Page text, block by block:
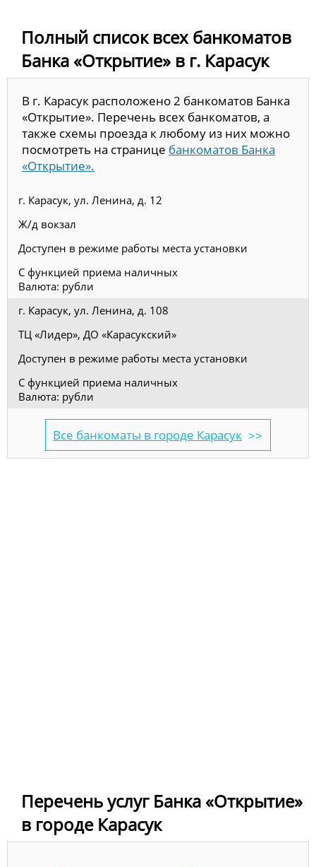
Полный список всех банкоматов
Банка «Открытие» в г. Карасук
В г. Карасук расположено 2 банкоматов Банка
«Открытие». Перечень всех банкоматов, а
также схемы проезда к любому из них можно
посмотреть на странице банкоматов Банка
«Открытие».
г. Карасук, ул. Ленина, д. 12
Ж/д вокзал
Доступен в режиме работы места установки
С функцией приема наличных
Валюта: рубли
г. Карасук, ул. Ленина, д. 108
ТЦ «Лидер», ДО «Карасукский»
Доступен в режиме работы места установки
С функцией приема наличных
Валюта: рубли
Все банкоматы в городе Карасук
Перечень услуг Банка «Открытие»
в городе Карасук